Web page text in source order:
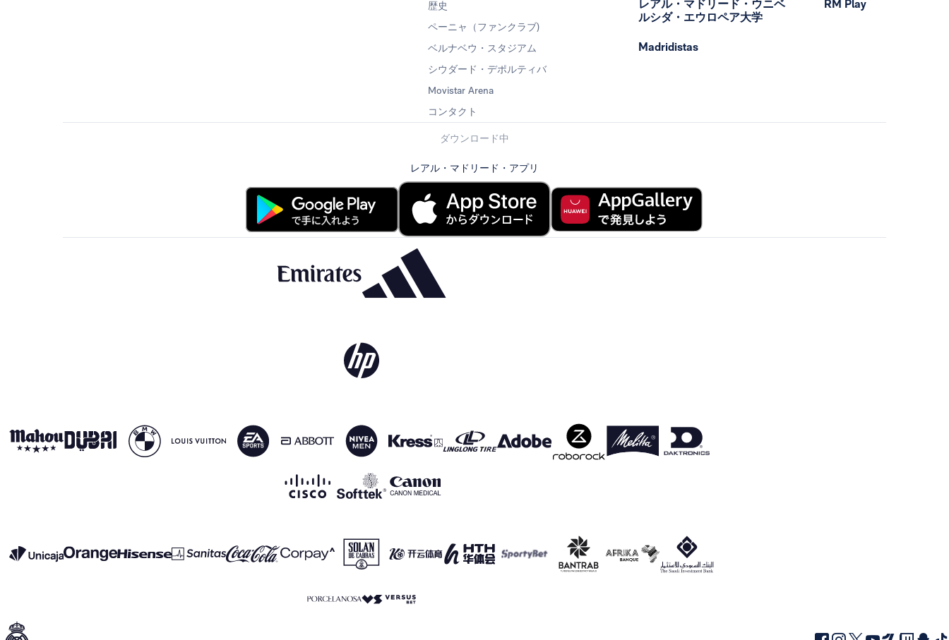
歴史
ペーニャ（ファンクラブ)
ベルナベウ・スタジアム
シウダード・デポルティバ
Movistar Arena
コンタクト
レアル・マドリード・ウニベ
ルシダ・エウロペア大学
Madridistas
RM Play
ダウンロード中
レアル・マドリード・アプリ